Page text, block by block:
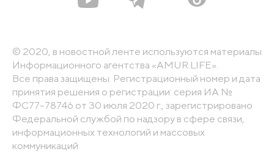
© 2020, в новостной ленте используются материалы
Информационного агентства «AMUR.LIFE».
Все права защищены. Регистрационный номер и дата
принятия решения о регистрации: серия ИА №
ФС77-78746 от 30 июля 2020 г., зарегистрировано
Федеральной службой по надзору в сфере связи,
информационных технологий и массовых
коммуникаций